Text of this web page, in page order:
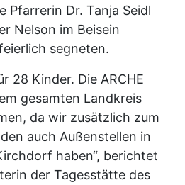
Pfarrerin Dr. Tanja Seidl
Nelson im Beisein
segneten.
28 Kinder. Die ARCHE
gesamten Landkreis
da wir zusätzlich zum
auch Außenstellen in
haben“, berichtet
der Tagesstätte des